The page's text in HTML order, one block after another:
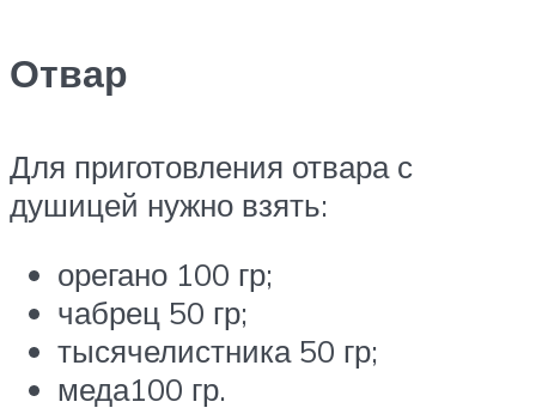
Отвар
Для приготовления отвара с
душицей нужно взять:
орегано 100 гр;
чабрец 50 гр;
тысячелистника 50 гр;
меда100 гр.